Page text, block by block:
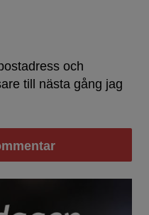
och
till nästa gång jag